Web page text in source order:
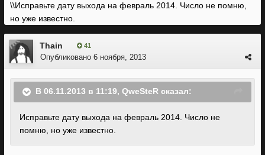
\\Исправьте дату выхода на февраль 2014. Число не помню,
но уже известно.
Thain 41
Опубликовано 6 ноября, 2013
В 06.11.2013 в 11:19, QweSteR сказал:
Исправьте дату выхода на февраль 2014. Число не
помню, но уже известно.